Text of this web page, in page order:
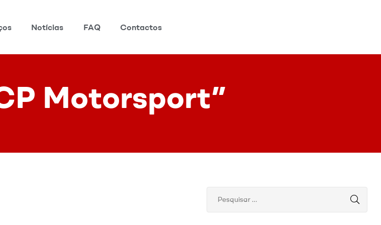
Notícias FAQ Contactos
Motorsport”